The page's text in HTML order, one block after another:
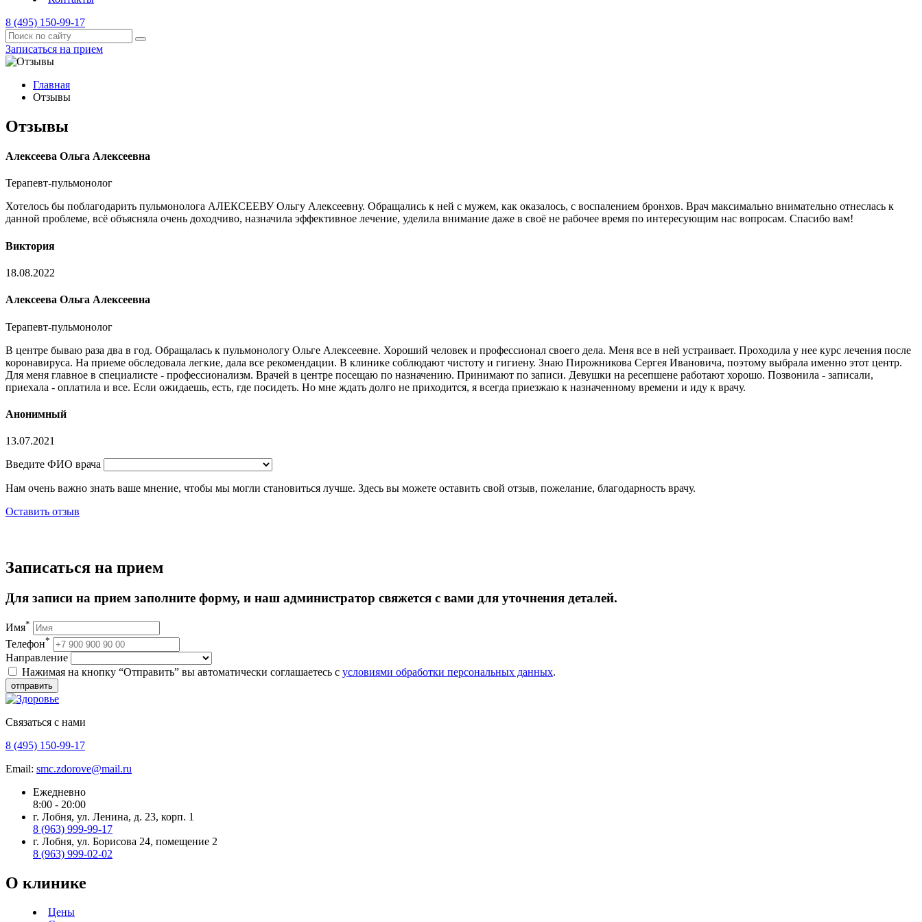
8 (495) 150-99-17
Записаться на прием
Главная
Отзывы
Отзывы
Алексеева Ольга Алексеевна
Терапевт-пульмонолог
Хотелось бы поблагодарить пульмонолога АЛЕКСЕЕВУ Ольгу Алексеевну. Обращались к ней с мужем, как оказалось, с воспалением бронхов. Врач максимально внимательно отнеслась к
данной проблеме, всё объясняла очень доходчиво, назначила эффективное лечение, уделила внимание даже в своё не рабочее время по интересующим нас вопросам. Спасибо вам!
Виктория
18.08.2022
Алексеева Ольга Алексеевна
Терапевт-пульмонолог
В центре бываю раза два в год. Обращалась к пульмонологу Ольге Алексеевне. Хороший человек и профессионал своего дела. Меня все в ней устраивает. Проходила у нее курс лечения после
коронавируса. На приеме обследовала легкие, дала все рекомендации. В клинике соблюдают чистоту и гигиену. Знаю Пирожникова Сергея Ивановича, поэтому выбрала именно этот центр.
Для меня главное в специалисте - профессионализм. Врачей в центре посещаю по назначению. Принимают по записи. Девушки на ресепшене работают хорошо. Позвонила - записали,
приехала - оплатила и все. Если ожидаешь, есть, где посидеть. Но мне ждать долго не приходится, я всегда приезжаю к назначенному времени и иду к врачу.
Анонимный
13.07.2021
Введите ФИО врача
Нам очень важно знать ваше мнение, чтобы мы могли становиться лучше. Здесь вы можете оставить свой отзыв, пожелание, благодарность врачу.
Оставить отзыв
Записаться на прием
Для записи на прием заполните форму, и наш администратор свяжется с вами для уточнения деталей.
Имя*
Телефон*
Направление
Нажимая на кнопку “Отправить” вы автоматически соглашаетесь с условиями обработки персональных данных.
отправить
Связаться с нами
8 (495) 150-99-17
Email: smc.zdorove@mail.ru
Ежедневно
8:00 - 20:00
г. Лобня, ул. Ленина, д. 23, корп. 1
8 (963) 999-99-17
г. Лобня, ул. Борисова 24, помещение 2
8 (963) 999-02-02
О клинике
Цены